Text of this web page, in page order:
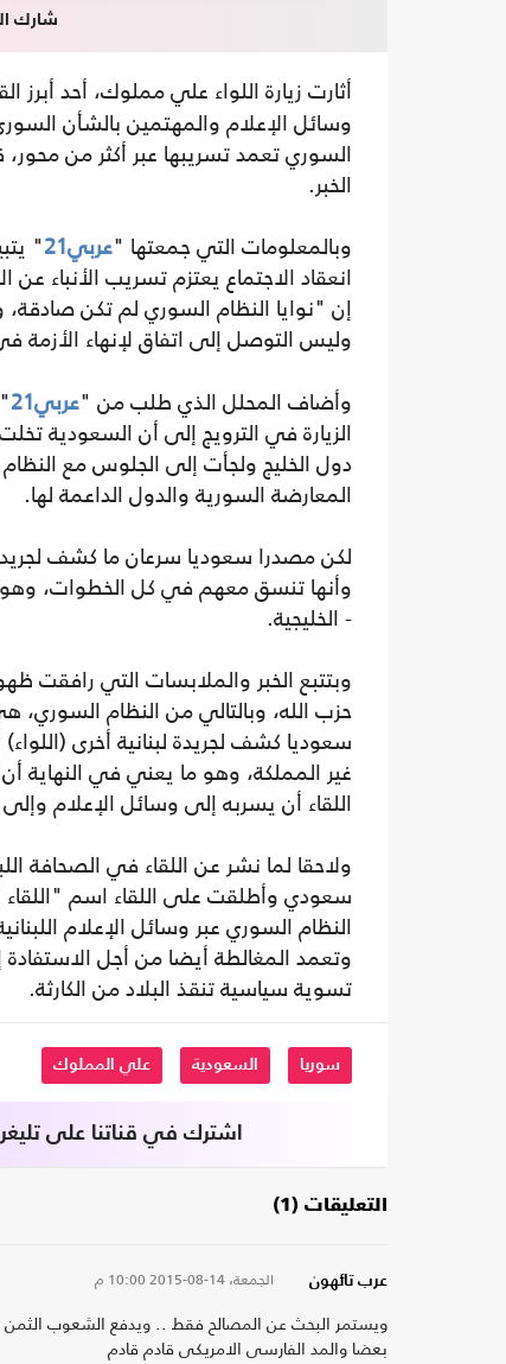
شارك
أثارت زيارة اللواء علي مملوك، أحد أبرز
وسائل الإعلام والمهتمين بالشأن
السوري تعمد تسريبها عبر أكثر من
الخبر.
وبالمعلومات التي جمعتها "عربي21
"
انعقاد الاجتماع يعتزم تسريب الأنباء
إن "نوايا النظام السوري لم تكن
وليس التوصل إلى اتفاق لإنهاء الأزمة
وأضاف المحلل الذي طلب من "عربي21
الزيارة في الترويج إلى أن السعودية
دول الخليج ولجأت إلى الجلوس مع
المعارضة السورية والدول الداعمة لها.
لكن مصدرا سعوديا سرعان ما كشف لجريدة
وأنها تنسق معهم في كل الخطوات، وهو
- الخليجية.
وبتتبع الخبر والملابسات التي رافقت
حزب الله، وبالتالي من النظام
سعوديا كشف لجريدة لبنانية أخرى
غير المملكة، وهو ما يعني في النهاية
اللقاء أن يسربه إلى وسائل الإعلام
ولاحقا لما نشر عن اللقاء في الصحافة
سعودي وأطلقت على اللقاء اسم "اللقاء
النظام السوري عبر وسائل الإعلام
وتعمد المغالطة أيضا من أجل
تسوية سياسية تنقذ البلاد من الكارثة.
سوريا السعودية علي المملوك
اشترك في قناتنا على
التعليقات (1)
عرب تائهون الجمعة، 14-08-2015 10:00 م
ويستمر البحث عن المصالح فقط .. ويدفع الشعوب الثمن ..
بعضا والمد الفارسى الامريكى قادم قادم